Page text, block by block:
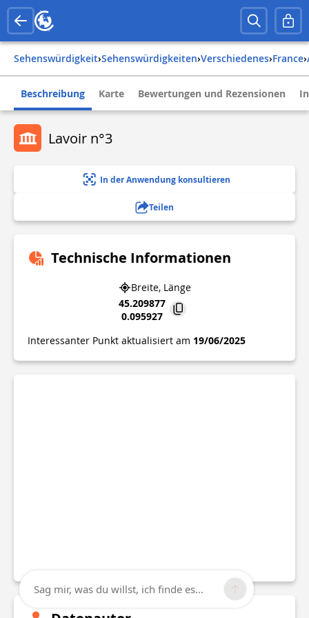
Sehenswürdigkeit› Sehenswürdigkeiten› Verschiedenes› france›
Beschreibung Karte Bewertungen und Rezensionen
Lavoir n°3
In der Anwendung konsultieren
Teilen
Technische Informationen
Breite, Länge
45.209877
0.095927
Interessanter Punkt aktualisiert am 19/06/2025
Sag mir, was du willst, ich finde es...